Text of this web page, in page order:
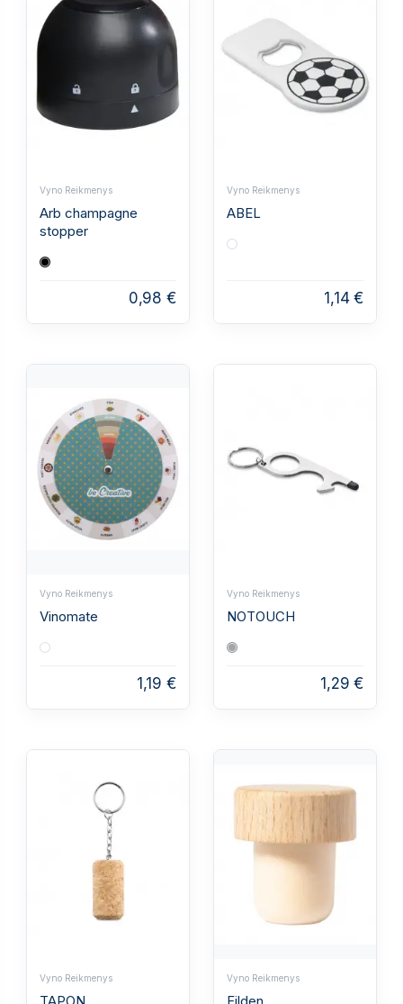
Vyno Reikmenys
Arb champagne
stopper
0,98 €
Vyno Reikmenys
ABEL
1,14 €
Vyno Reikmenys
Vinomate
1,19 €
Vyno Reikmenys
NOTOUCH
1,29 €
Vyno Reikmenys Vyno Reikmenys